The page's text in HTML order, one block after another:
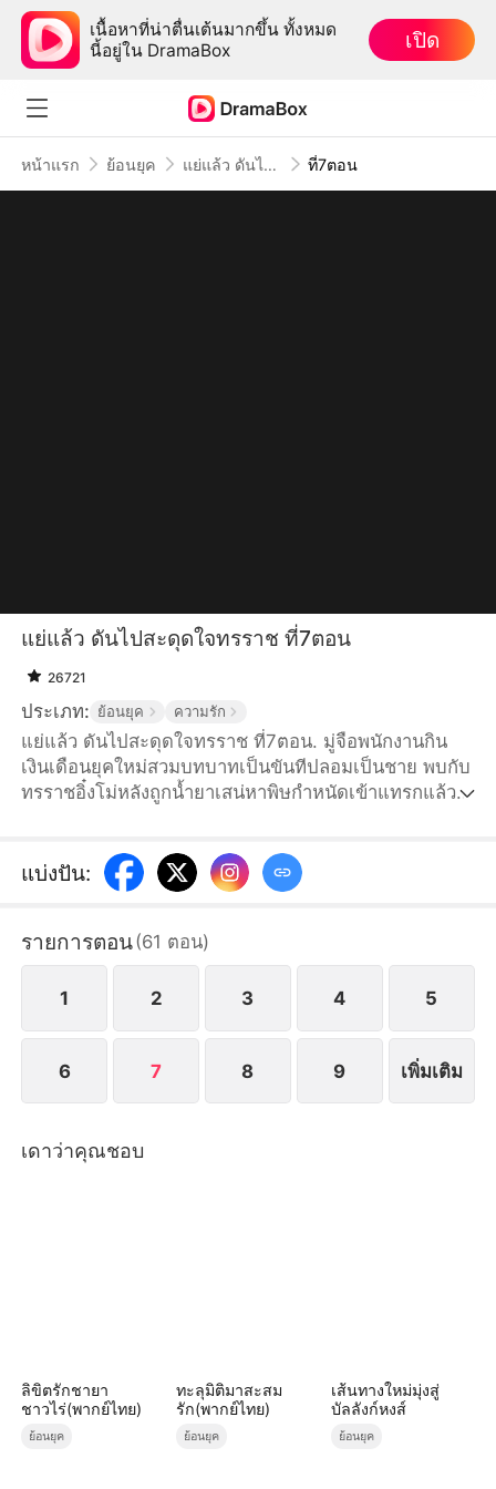
เนื้อหาที่น่าตื่นเต้นมากขึ้น ทั้งหมด
นี้อยู่ใน DramaBox
เปิด
หน้าแรก ย้อนยุค แย่แล้ว ดันไปสะดุดใจทรราช ที่7ตอน
แย่แล้ว ดันไปสะดุดใจทรราช ที่7ตอน
26721
ประเภท: ย้อนยุค ความรัก
แย่แล้ว ดันไปสะดุดใจทรราช ที่7ตอน. มู่จือพนักงานกิน
เงินเดือนยุคใหม่สวมบทบาทเป็นขันทีปลอมเป็นชาย พบกับ
ทรราชอิ๋งโม่หลังถูกน้ำยาเสน่หาพิษกำหนัดเข้าแทรกแล้ว
เสียงในใจกลับมา จึงถูกแต่งตั้งเป็นหัวหน้าขันที มู่จือช่ว
ยอิ๋งโม่ปราบกบฏและล้างมลทินผ่านวิกฤตการแต่งงาน จน
เขายุบเลิกฝ่ายในแล้วสถาปนาเป็นฮองเฮา
แบ่งปัน:
รายการตอน(61 ตอน)
1 2 3 4 5
6 7 8 9 เพิ่มเติม
เดาว่าคุณชอบ
ลิขิตรักชายา
ชาวไร่(พากย์ไทย)
ย้อนยุค
ทะลุมิติมาสะสม
รัก(พากย์ไทย)
ย้อนยุค
เส้นทางใหม่มุ่งสู่
บัลลังก์หงส์
ย้อนยุค